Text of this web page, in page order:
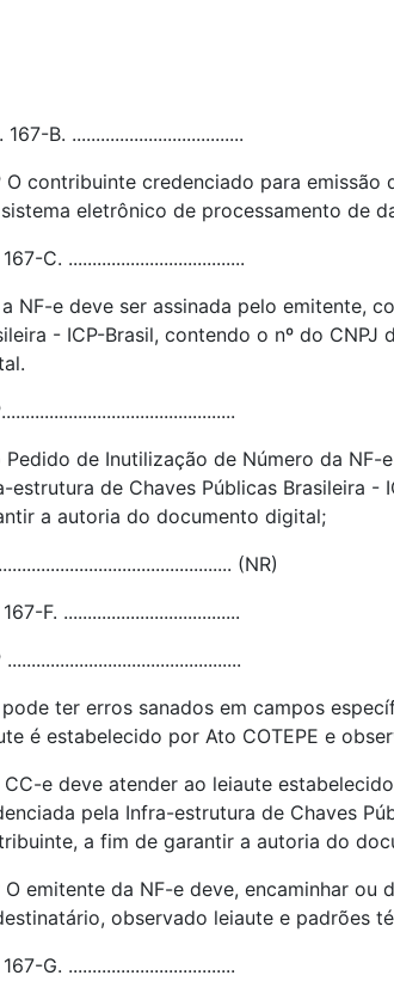
167-B. ....................................
O contribuinte credenciado para
eletrônico de processamento de
C. .....................................
NF-e deve ser assinada pelo emitente,
- ICP-Brasil, contendo o nº do
Pedido de Inutilização de Número da
estrutura de Chaves Públicas Brasileira
a autoria do documento digital;
(NR)
F. .....................................
ter erros sanados em campos
é estabelecido por Ato COTEPE e
CC-e deve atender ao leiaute
pela Infra-estrutura de Chaves
a fim de garantir a autoria do
O emitente da NF-e deve, encaminhar
observado leiaute e padrões
G. ...................................